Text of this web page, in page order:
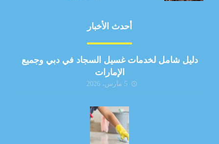
أحدث الأخبار
دليل شامل لخدمات غسيل السجاد في دبي وجميع
الإمارات
5 مارس، 2026